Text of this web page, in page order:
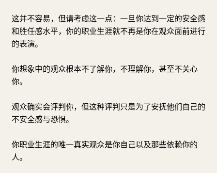
这并不容易，但请考虑这一点：一旦你达到一定的安全感
和胜任感水平，你的职业生涯就不再是你在观众面前进行
的表演。
你想象中的观众根本不了解你，不理解你，甚至不关心
你。
观众确实会评判你，但这种评判只是为了安抚他们自己的
不安全感与恐惧。
你职业生涯的唯一真实观众是你自己以及那些依赖你的
人。